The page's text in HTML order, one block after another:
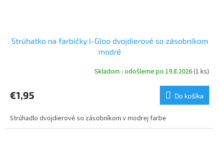
Strúhatko na farbičky I-Gloo dvojdierové so zásobníkom
modré
Skladom - odošleme po 19.8.2026(1 ks)
€1,95 Do košíka
Strúhadlo dvojdierové so zásobníkom v modrej farbe